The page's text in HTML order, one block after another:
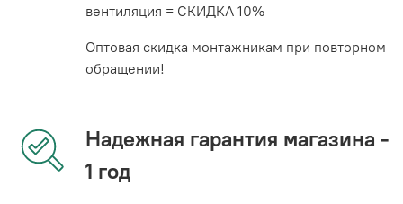
вентиляция = СКИДКА 10%
Оптовая скидка монтажникам при повторном
обращении!
Надежная гарантия магазина -
1 год